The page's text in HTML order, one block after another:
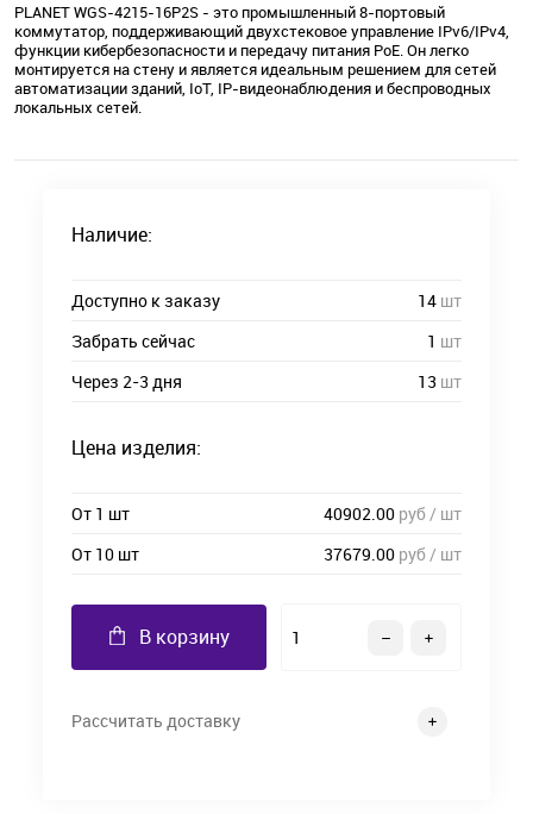
PLANET WGS-4215-16P2S - это промышленный 8-портовый
коммутатор, поддерживающий двухстековое управление IPv6/IPv4,
функции кибербезопасности и передачу питания PoE. Он легко
монтируется на стену и является идеальным решением для сетей
автоматизации зданий, IoT, IP-видеонаблюдения и беспроводных
локальных сетей.
Наличие:
Доступно к заказу 14 шт
Забрать сейчас
1 шт
Через 2-3 дня
13 шт
Цена изделия:
От 1 шт 40902.00 руб / шт
От 10 шт
37679.00 руб / шт
В корзину
Рассчитать доставку